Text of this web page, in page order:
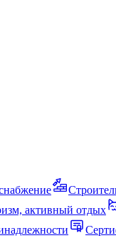
активный отдых